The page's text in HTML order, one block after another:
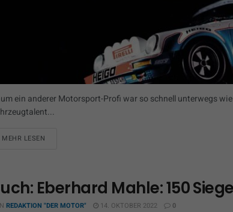
ein anderer Motorsport-Profi war so schnell unterwegs
MEHR LESEN
Eberhard Mahle: 150
REDAKTION "DER MOTOR" 14. OKTOBER 2022 0